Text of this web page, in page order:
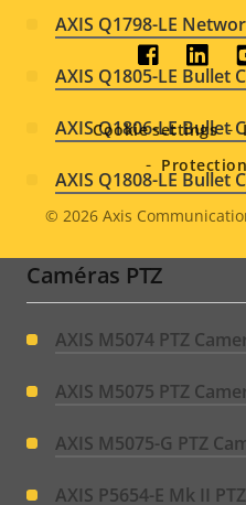
AXIS Q1798-LE
AXIS Q1805-LE Bullet
AXIS Q1806-LE Bullet
AXIS Q1808-LE Bullet
Caméras PTZ
AXIS M5074 PTZ
AXIS M5075 PTZ
AXIS M5075-G PTZ
AXIS P5654-E Mk II
Social
menu
Legal
menu
© 2026 Axis
Cookie settings